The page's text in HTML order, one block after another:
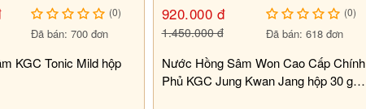
(0)
Đã bán: 700 đơn
KGC Tonic Mild hộp
920.000 đ
1.450.000 đ
(0)
Đã bán: 618 đơn
Nước Hồng Sâm Won Cao Cấp Chính
Phủ KGC Jung Kwan Jang hộp 30 gói